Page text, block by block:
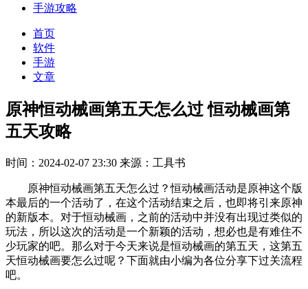
手游攻略
首页
软件
手游
文章
原神恒动械画第五天怎么过 恒动械画第
五天攻略
时间：2024-02-07 23:30 来源：工具书
原神恒动械画第五天怎么过？恒动械画活动是原神这个版
本最后的一个活动了，在这个活动结束之后，也即将引来原神
的新版本。对于恒动械画，之前的活动中并没有出现过类似的
玩法，所以这次的活动是一个新颖的活动，想必也是有难住不
少玩家的吧。那么对于今天来说是恒动械画的第五天，这第五
天恒动械画要怎么过呢？下面就由小编为各位分享下过关流程
吧。